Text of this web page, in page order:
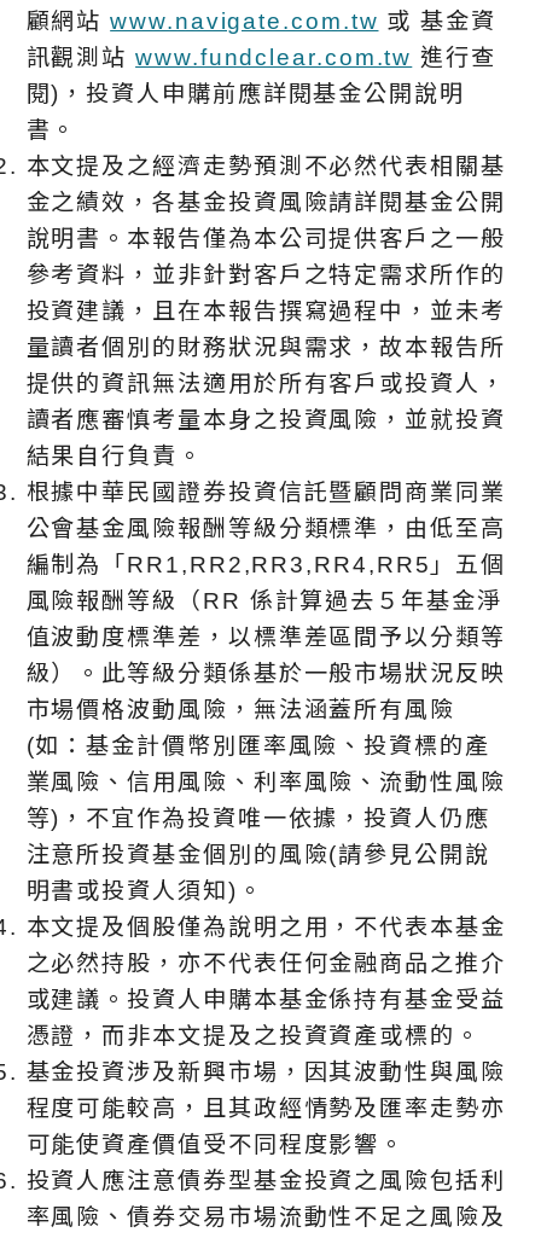
顧網站www.navigate.com.tw 或 基金資
訊觀測站www.fundclear.com.tw 進行查
閱)，投資人申購前應詳閱基金公開說明
書。
本文提及之經濟走勢預測不必然代表相關基
金之績效，各基金投資風險請詳閱基金公開
說明書。本報告僅為本公司提供客戶之一般
參考資料，並非針對客戶之特定需求所作的
投資建議，且在本報告撰寫過程中，並未考
量讀者個別的財務狀況與需求，故本報告所
提供的資訊無法適用於所有客戶或投資人，
讀者應審慎考量本身之投資風險，並就投資
結果自行負責。
根據中華⺠國證券投資信託暨顧問商業同業
公會基金風險報酬等級分類標準，由低至高
編制為「RR1,RR2,RR3,RR4,RR5」五個
風險報酬等級（RR 係計算過去５年基金淨
值波動度標準差，以標準差區間予以分類等
級）。此等級分類係基於⼀般市場狀況反映
市場價格波動風險，無法涵蓋所有風險
(如：基金計價幣別匯率風險、投資標的產
業風險、信用風險、利率風險、流動性風險
等)，不宜作為投資唯⼀依據，投資人仍應
注意所投資基金個別的風險(請參見公開說
明書或投資人須知)。
本文提及個股僅為說明之用，不代表本基金
之必然持股，亦不代表任何金融商品之推介
或建議。投資人申購本基金係持有基金受益
憑證，而非本文提及之投資資產或標的。
基金投資涉及新興市場，因其波動性與風險
程度可能較高，且其政經情勢及匯率走勢亦
可能使資產價值受不同程度影響。
投資人應注意債券型基金投資之風險包括利
率風險、債券交易市場流動性不足之風險及